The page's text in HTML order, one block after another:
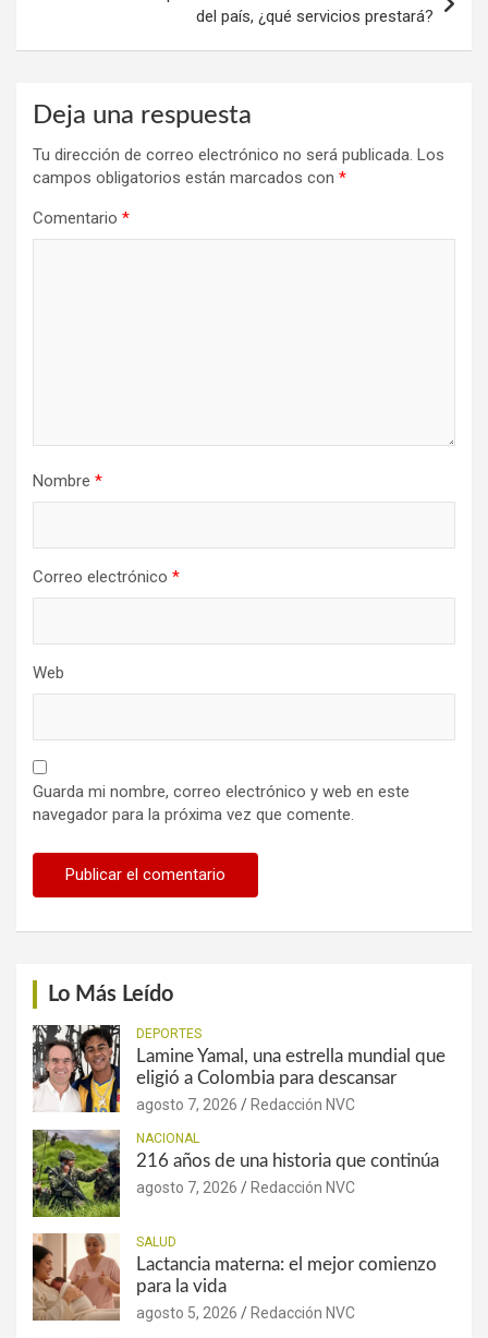
del país, ¿qué servicios prestará?
Deja una respuesta
Tu dirección de correo electrónico no será publicada. Los
campos obligatorios están marcados con *
Comentario *
Nombre *
Correo electrónico *
Web
Guarda mi nombre, correo electrónico y web en este
navegador para la próxima vez que comente.
Lo Más Leído
DEPORTES
Lamine Yamal, una estrella mundial que
eligió a Colombia para descansar
agosto 7, 2026 Redacción NVC
NACIONAL
216 años de una historia que continúa
agosto 7, 2026 Redacción NVC
SALUD
Lactancia materna: el mejor comienzo
para la vida
agosto 5, 2026 Redacción NVC